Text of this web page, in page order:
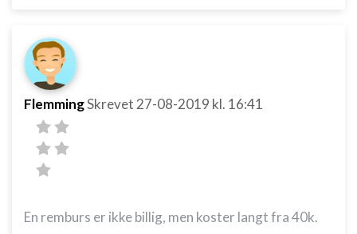
FlemmingSkrevet 27-08-2019 kl. 16:41
En remburs er ikke billig, men koster langt fra 40k.